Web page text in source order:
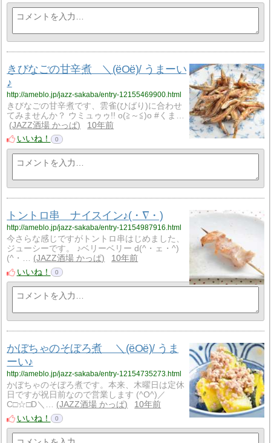
きびなごの甘辛煮 ＼(ёOё)/ うまーい
♪
http://ameblo.jp/jazz-sakaba/entry-12155469900.html
きびなごの甘辛煮です、雲雀(ひばり)に合わせ
てみませんか？ ウミュゥゥ!! o(≧～≦)o #くま…
JAZZ酒場 かっぱ
10年前
いいね！
0
トントロ串 ナイスイン♪(・∇・)
http://ameblo.jp/jazz-sakaba/entry-12154987916.html
今さらな感じですがトントロ串はじめました、
ジューシーです。 ♪ベリーベリー d(^・ェ・^)
(^・…
JAZZ酒場 かっぱ
10年前
いいね！
0
かぼちゃのそぼろ煮 ＼(ёOё)/ うま
ーい♪
http://ameblo.jp/jazz-sakaba/entry-12154735273.html
かぼちゃのそぼろ煮です。本来、木曜日は定休
日ですが祝日前なので営業します (^O^)／
C□☆□D＼…
JAZZ酒場 かっぱ
10年前
いいね！
0